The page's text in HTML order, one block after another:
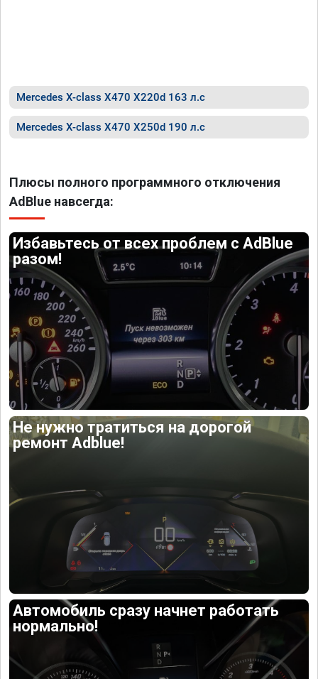
Mercedes X-class X470 X220d 163 л.с
Mercedes X-class X470 X250d 190 л.с
Плюсы полного программного отключения
AdBlue навсегда:
Избавьтесь от всех проблем с AdBlue
разом!
Не нужно тратиться на дорогой
ремонт Adblue!
Автомобиль сразу начнет работать
нормально!